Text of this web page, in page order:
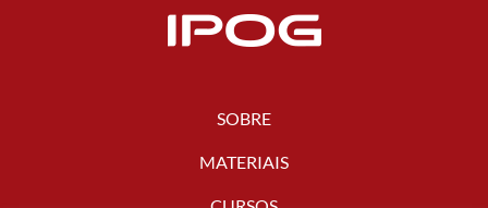
SOBRE
MATERIAIS